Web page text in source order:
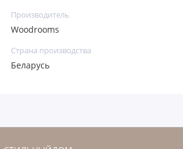
Производитель
Woodrooms
Страна производства
Беларусь